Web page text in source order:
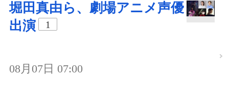
堀田真由ら、劇場アニメ声優
出演
1
08月07日 07:00